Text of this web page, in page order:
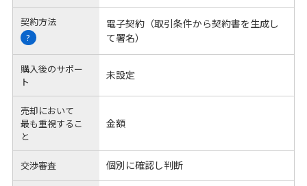
契約方法
?
電子契約（取引条件から契約書を生成し
て署名）
購入後のサポー
ト
未設定
売却において
最も重視するこ
と
金額
交渉審査 個別に確認し判断